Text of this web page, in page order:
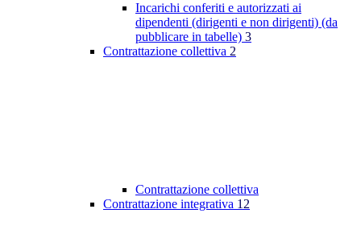
Incarichi conferiti e autorizzati ai
dipendenti (dirigenti e non dirigenti) (da
pubblicare in tabelle) 3
Contrattazione collettiva 2
Contrattazione collettiva
Contrattazione integrativa 12